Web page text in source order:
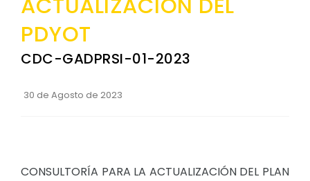
Convocatorias
GESTIÓN ADMINISTRATIVA
Plan Anual Contratación - PAC
PRESUPUESTO: EJECUCIÓN Y REPORTES
ACTUALIZACIÓN DEL
PDYOT
CDC-GADPRSI-01-2023
30 de Agosto de 2023
CONSULTORÍA PARA LA ACTUALIZACIÓN DEL PLAN